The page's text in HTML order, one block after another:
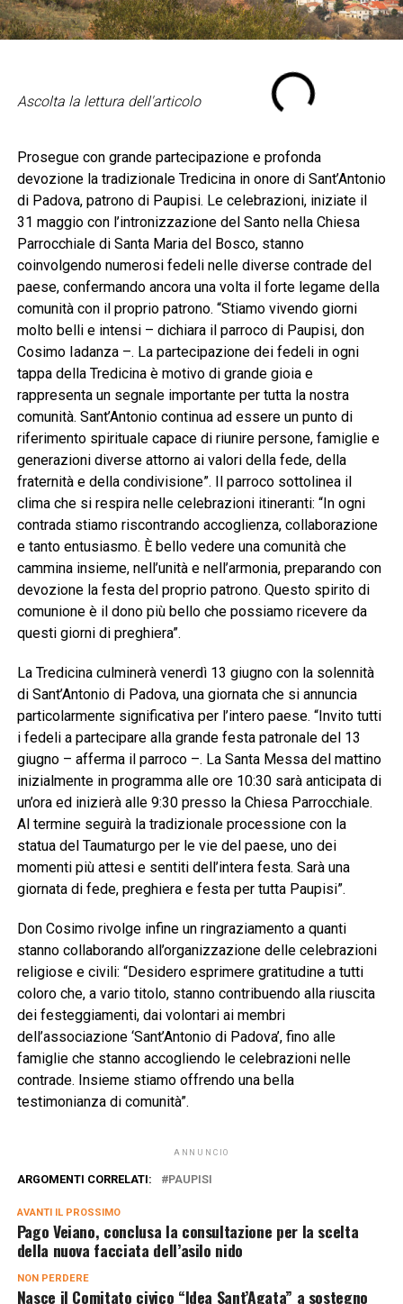
Ascolta la lettura dell'articolo
Prosegue con grande partecipazione e profonda
devozione la tradizionale Tredicina in onore di Sant’Antonio
di Padova, patrono di Paupisi. Le celebrazioni, iniziate il
31 maggio con l’intronizzazione del Santo nella Chiesa
Parrocchiale di Santa Maria del Bosco, stanno
coinvolgendo numerosi fedeli nelle diverse contrade del
paese, confermando ancora una volta il forte legame della
comunità con il proprio patrono. “Stiamo vivendo giorni
molto belli e intensi – dichiara il parroco di Paupisi, don
Cosimo Iadanza –. La partecipazione dei fedeli in ogni
tappa della Tredicina è motivo di grande gioia e
rappresenta un segnale importante per tutta la nostra
comunità. Sant’Antonio continua ad essere un punto di
riferimento spirituale capace di riunire persone, famiglie e
generazioni diverse attorno ai valori della fede, della
fraternità e della condivisione”. Il parroco sottolinea il
clima che si respira nelle celebrazioni itineranti: “In ogni
contrada stiamo riscontrando accoglienza, collaborazione
e tanto entusiasmo. È bello vedere una comunità che
cammina insieme, nell’unità e nell’armonia, preparando con
devozione la festa del proprio patrono. Questo spirito di
comunione è il dono più bello che possiamo ricevere da
questi giorni di preghiera”.
La Tredicina culminerà venerdì 13 giugno con la solennità
di Sant’Antonio di Padova, una giornata che si annuncia
particolarmente significativa per l’intero paese. “Invito tutti
i fedeli a partecipare alla grande festa patronale del 13
giugno – afferma il parroco –. La Santa Messa del mattino
inizialmente in programma alle ore 10:30 sarà anticipata di
un’ora ed inizierà alle 9:30 presso la Chiesa Parrocchiale.
Al termine seguirà la tradizionale processione con la
statua del Taumaturgo per le vie del paese, uno dei
momenti più attesi e sentiti dell’intera festa. Sarà una
giornata di fede, preghiera e festa per tutta Paupisi”.
Don Cosimo rivolge infine un ringraziamento a quanti
stanno collaborando all’organizzazione delle celebrazioni
religiose e civili: “Desidero esprimere gratitudine a tutti
coloro che, a vario titolo, stanno contribuendo alla riuscita
dei festeggiamenti, dai volontari ai membri
dell’associazione ‘Sant’Antonio di Padova’, fino alle
famiglie che stanno accogliendo le celebrazioni nelle
contrade. Insieme stiamo offrendo una bella
testimonianza di comunità”.
ANNUNCIO
ARGOMENTI CORRELATI: PAUPISI
AVANTI IL ​​PROSSIMO
Pago Veiano, conclusa la consultazione per la scelta
della nuova facciata dell’asilo nido
NON PERDERE
Nasce il Comitato civico “Idea Sant’Agata” a sostegno